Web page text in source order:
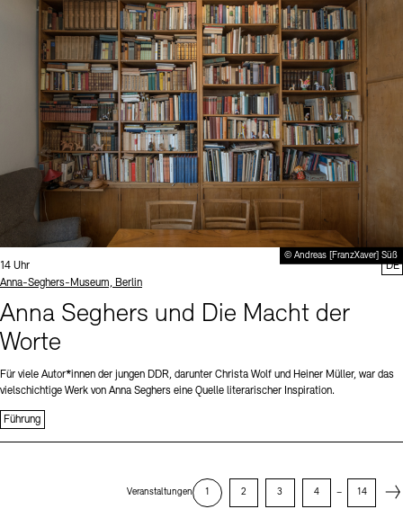
© Andreas [FranzXaver] Süß
Uhrzeit:
14 Uhr
Standort
Anna-Seghers-Museum, Berlin
Anna Seghers und Die Macht der
Worte
Für viele Autor*innen der jungen DDR, darunter Christa Wolf und Heiner Müller, war das
vielschichtige Werk von Anna Seghers eine Quelle literarischer Inspiration.
Führung
DE
Veranstaltungen 1 2 3 4 – 14